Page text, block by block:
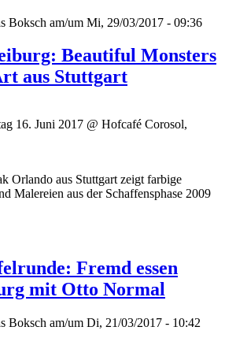
Boksch am/um Mi, 29/03/2017 - 09:36
Beautiful Monsters
aus Stuttgart
16. Juni 2017 @ Hofcafé Corosol,
Orlando aus Stuttgart zeigt farbige
Malereien aus der Schaffensphase 2009
Fremd essen
mit Otto Normal
Boksch am/um Di, 21/03/2017 - 10:42